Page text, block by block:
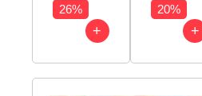
26%
+
20%
+